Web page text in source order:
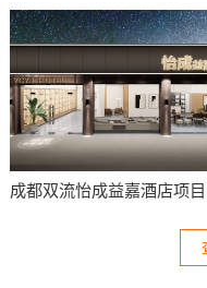
成都双流怡成益嘉酒店项目